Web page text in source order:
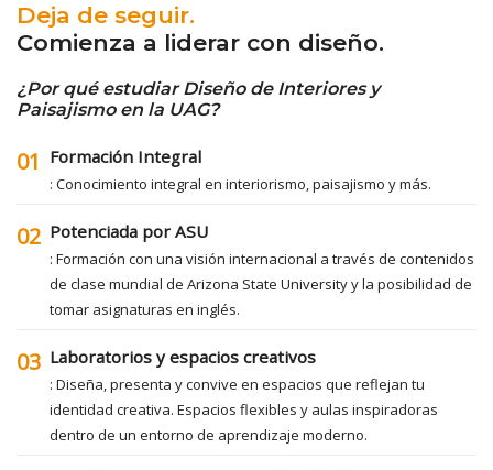
Deja de seguir.
Comienza a liderar con diseño.
¿Por qué estudiar Diseño de Interiores y
Paisajismo en la UAG?
01 Formación Integral
: Conocimiento integral en interiorismo, paisajismo y más.
02 Potenciada por ASU
: Formación con una visión internacional a través de contenidos
de clase mundial de Arizona State University y la posibilidad de
tomar asignaturas en inglés.
03 Laboratorios y espacios creativos
: Diseña, presenta y convive en espacios que reflejan tu
identidad creativa. Espacios flexibles y aulas inspiradoras
dentro de un entorno de aprendizaje moderno.